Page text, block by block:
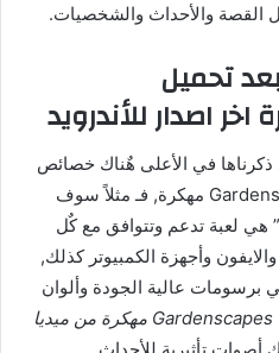
القصة والأحداث والشخصيات.
تحميل
ذكرناها في الأعلى هٌناك خصائص
أخرى فنية بعد تنزيل لعبة Gardenscapes مهكرة, فـ مثلاً سوف
تٌلاحظ أن “لعبة Gardenscapes” هي لعبة تدعم وتتوافق مع كٌل
والايفون وأجهزة الكمبيوتر كذلك,
برسومات عالية الجودة وألوان
لعبة Gardenscapes مهكرة من ميديا